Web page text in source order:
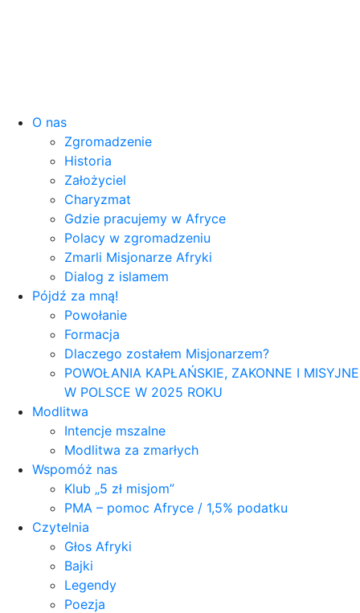
O nas
Zgromadzenie
Historia
Założyciel
Charyzmat
Gdzie pracujemy w Afryce
Polacy w zgromadzeniu
Zmarli Misjonarze Afryki
Dialog z islamem
Pójdź za mną!
Powołanie
Formacja
Dlaczego zostałem Misjonarzem?
POWOŁANIA KAPŁAŃSKIE, ZAKONNE I MISYJNE
W POLSCE W 2025 ROKU
Modlitwa
Intencje mszalne
Modlitwa za zmarłych
Wspomóż nas
Klub „5 zł misjom”
PMA – pomoc Afryce / 1,5% podatku
Czytelnia
Głos Afryki
Bajki
Legendy
Poezja